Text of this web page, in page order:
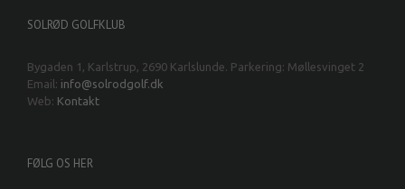
SOLRØD GOLFKLUB
Bygaden 1, Karlstrup, 2690 Karlslunde. Parkering: Møllesvinget 2
Email: info@solrodgolf.dk
Web: Kontakt
FØLG OS HER